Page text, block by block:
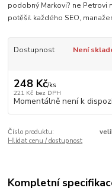
podobný Markovi? ne Petrovi
potěšil každého SEO,
Dostupnost Není
248 Kč/ks
221 Kč bez DPH
Momentálně není k
Číslo produktu:
Hlídat cenu / dostupnost
Kompletní